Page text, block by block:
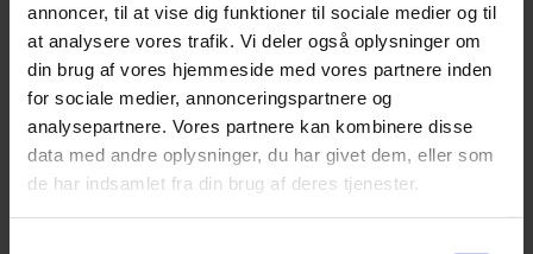
annoncer, til at vise dig funktioner til sociale medier og til
at analysere vores trafik. Vi deler også oplysninger om
din brug af vores hjemmeside med vores partnere inden
for sociale medier, annonceringspartnere og
analysepartnere. Vores partnere kan kombinere disse
data med andre oplysninger, du har givet dem, eller som
de har indsamlet fra din brug af deres tjenester.
Finansiel rådgivning
Arbejder her:
Revisor København
Telefon:+45 39 16 76 00
Email: koebenhavn@beierholm.dk
Knud Højgaards Vej 9